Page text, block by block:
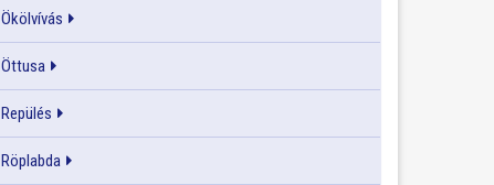
Ökölvívás
Öttusa
Repülés
Röplabda